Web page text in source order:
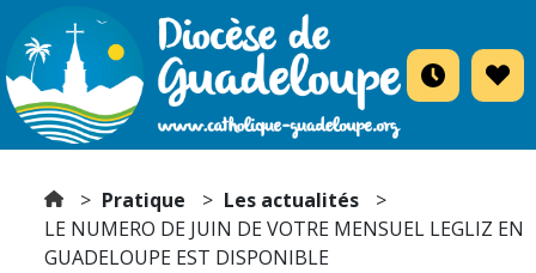
Pratique
Les actualités
LE NUMERO DE JUIN DE VOTRE MENSUEL LEGLIZ EN
GUADELOUPE EST DISPONIBLE